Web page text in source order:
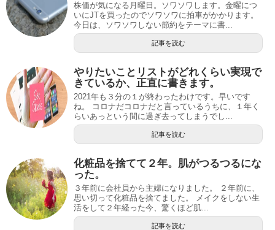
株価が気になる月曜日。ソワソワします。金曜につ
いにJTを買ったのでソワソワに拍車がかかります。
今日は、ソワソワしない節約をテーマに書...
記事を読む
やりたいことリストがどれくらい実現で
きているか、正直に書きます。
2021年も３分の１が終わったわけです。早いです
ね。 コロナだコロナだと言っているうちに、１年く
らいあっという間に過ぎ去ってしまうでし...
記事を読む
化粧品を捨てて２年。肌がつるつるにな
った。
３年前に会社員から主婦になりました。 ２年前に、
思い切って化粧品を捨てました。 メイクをしない生
活をして２年経った今、驚くほど肌...
記事を読む